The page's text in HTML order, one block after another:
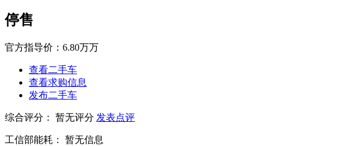
停售
官方指导价： 6.80万万
查看二手车
查看求购信息
发布二手车
综合评分： 暂无评分 发表点评
工信部能耗： 暂无信息